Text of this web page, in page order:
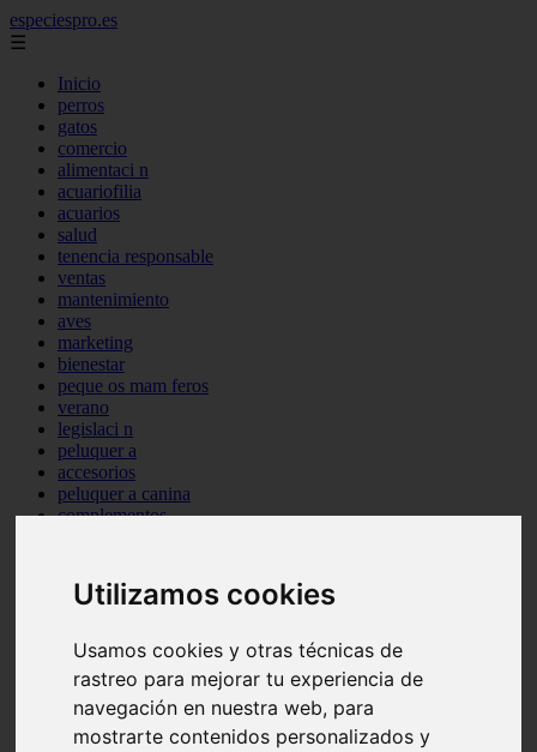
Utilizamos cookies
Usamos cookies y otras técnicas de
rastreo para mejorar tu experiencia de
navegación en nuestra web, para
mostrarte contenidos personalizados y
especiespro.es
☰
Inicio
perros
gatos
comercio
alimentaci n
acuariofilia
acuarios
salud
tenencia responsable
ventas
mantenimiento
aves
marketing
bienestar
peque os mam feros
verano
legislaci n
peluquer a
accesorios
peluquer a canina
complementos
protagonistas
reptiles
adopci n
higiene
snacks
acuario